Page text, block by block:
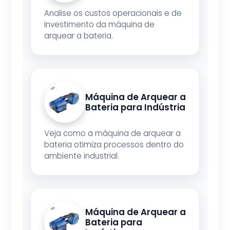
Analise os custos operacionais e de
investimento da máquina de
arquear a bateria.
Máquina de Arquear a
Bateria para Indústria
Veja como a máquina de arquear a
bateria otimiza processos dentro do
ambiente industrial.
Máquina de Arquear a
Bateria para